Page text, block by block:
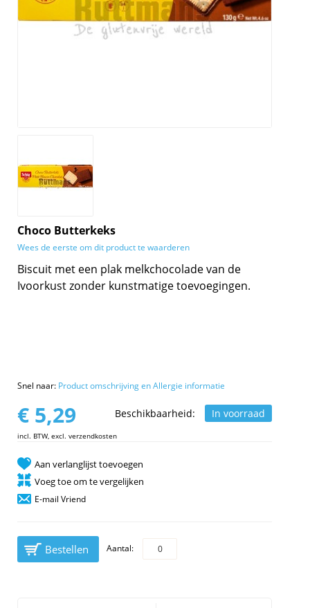
Choco Butterkeks
Wees de eerste om dit product te waarderen
Biscuit met een plak melkchocolade van de
Ivoorkust zonder kunstmatige toevoegingen.
Snel naar: Product omschrijving en Allergie informatie
Beschikbaarheid: In voorraad
€ 5,29
incl. BTW, excl. verzendkosten
Aan verlanglijst toevoegen
Voeg toe om te vergelijken
E-mail Vriend
Bestellen Aantal: